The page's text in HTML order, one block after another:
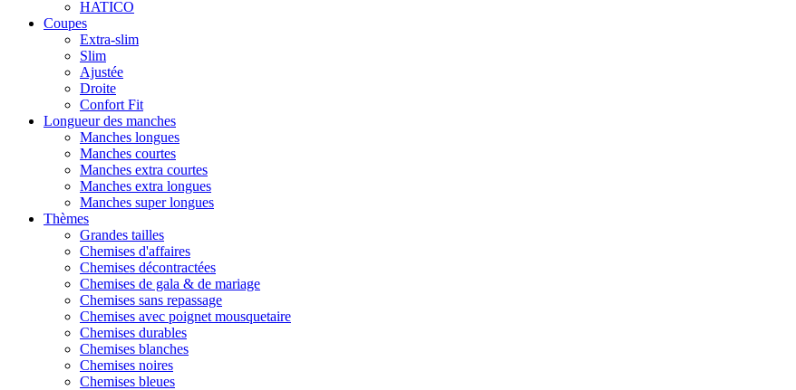
HATICO
Coupes
Extra-slim
Slim
Ajustée
Droite
Confort Fit
Longueur des manches
Manches longues
Manches courtes
Manches extra courtes
Manches extra longues
Manches super longues
Thèmes
Grandes tailles
Chemises d'affaires
Chemises décontractées
Chemises de gala & de mariage
Chemises sans repassage
Chemises avec poignet mousquetaire
Chemises durables
Chemises blanches
Chemises noires
Chemises bleues